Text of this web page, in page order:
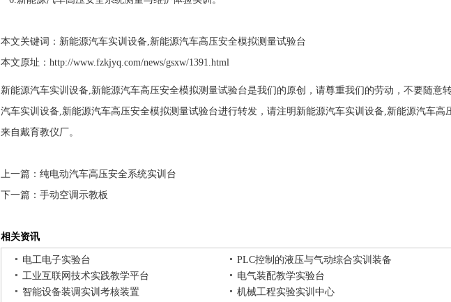
本文关键词：新能源汽车实训设备,新能源汽车高压安全模拟测量试验台
本文原址：http://www.fzkjyq.com/news/gsxw/1391.html
新能源汽车实训设备,新能源汽车高压安全模拟测量试验台是我们的原创，请尊重我们的劳动，不要随意
汽车实训设备,新能源汽车高压安全模拟测量试验台进行转发，请注明新能源汽车实训设备,新能源汽车高
来自戴育教仪厂。
上一篇： 纯电动汽车高压安全系统实训台
下一篇： 手动空调示教板
相关资讯
电工电子实验台
PLC控制的液压与气动综合实训装备
工业互联网技术实践教学平台
电气装配教学实验台
智能设备装调实训考核装置
机械工程实验实训中心